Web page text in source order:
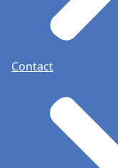
Contact